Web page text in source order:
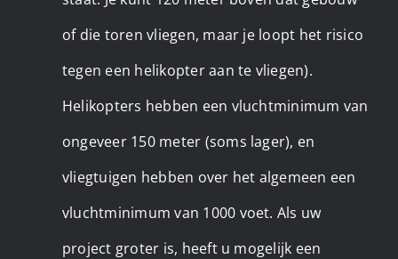
of die toren vliegen, maar je loopt het risico
tegen een helikopter aan te vliegen).
Helikopters hebben een vluchtminimum van
ongeveer 150 meter (soms lager), en
vliegtuigen hebben over het algemeen een
vluchtminimum van 1000 voet. Als uw
project groter is, heeft u mogelijk een